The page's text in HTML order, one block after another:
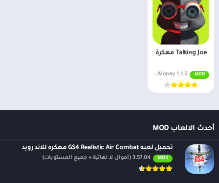
Talking Joe مهكرة
MOD
1.1.5 Unlimited Money
أحدث الالعاب MOD
تحميل لعبه GS4 Realistic Air Combat مهكره للاندرويد
MOD 3.57.04 (أموال لا نهائية + جميع المستويات)